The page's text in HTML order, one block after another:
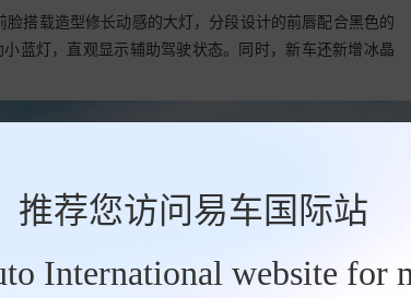
推荐您访问易车国际站
International website for
搭载造型修长动感的大灯，分段设计的前唇配合黑色的
蓝灯，直观显示辅助驾驶状态。同时，新车还新增冰晶